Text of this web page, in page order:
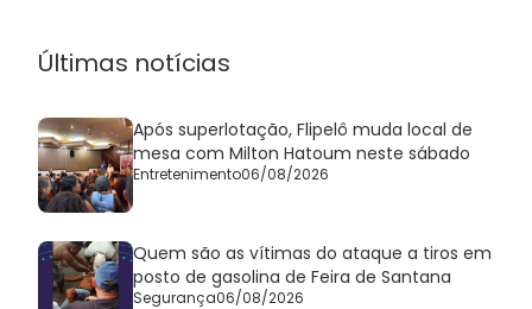
Últimas notícias
Após superlotação, Flipelô muda local de
mesa com Milton Hatoum neste sábado
Entretenimento06/08/2026
Quem são as vítimas do ataque a tiros em
posto de gasolina de Feira de Santana
Segurança06/08/2026